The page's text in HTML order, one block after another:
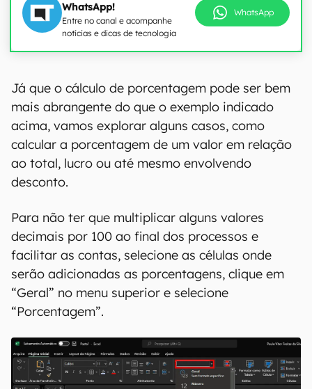
WhatsApp!
Entre no canal e acompanhe
notícias e dicas de tecnologia
WhatsApp
00:00 /20:46
Já que o cálculo de porcentagem pode ser bem
mais abrangente do que o exemplo indicado
acima, vamos explorar alguns casos, como
calcular a porcentagem de um valor em relação
desconto.
Para não ter que multiplicar alguns valores